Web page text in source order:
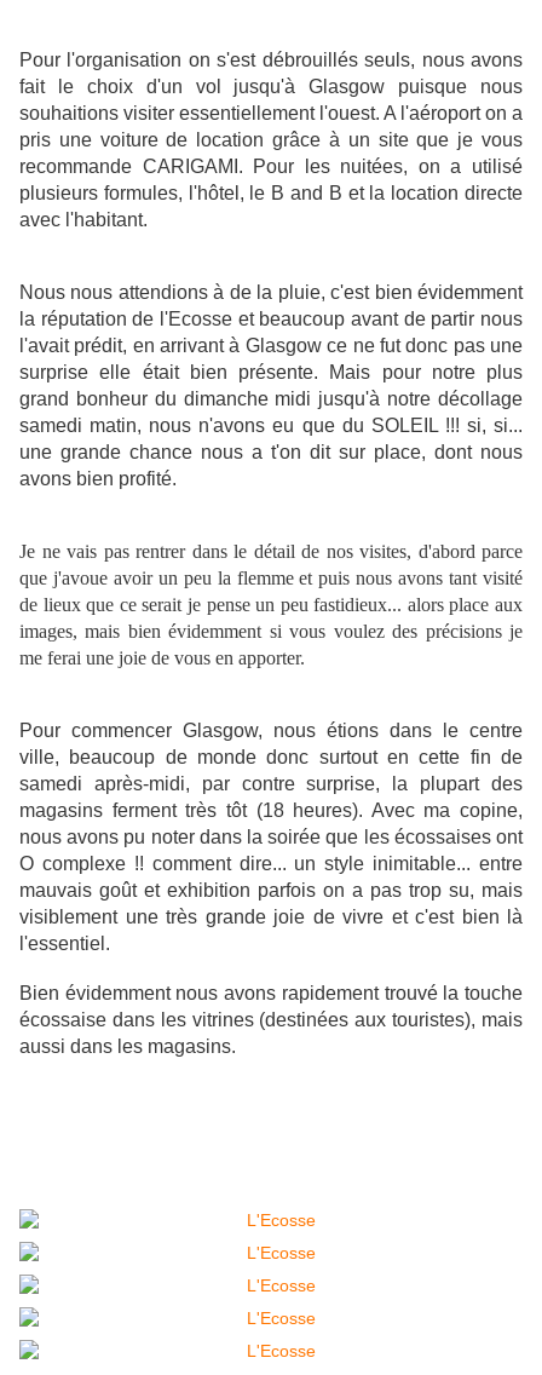
Pour l'organisation on s'est débrouillés seuls, nous avons
fait le choix d'un vol jusqu'à Glasgow puisque nous
souhaitions visiter essentiellement l'ouest. A l'aéroport on a
pris une voiture de location grâce à un site que je vous
recommande CARIGAMI. Pour les nuitées, on a utilisé
plusieurs formules, l'hôtel, le B and B et la location directe
avec l'habitant.
Nous nous attendions à de la pluie, c'est bien évidemment
la réputation de l'Ecosse et beaucoup avant de partir nous
l'avait prédit, en arrivant à Glasgow ce ne fut donc pas une
surprise elle était bien présente. Mais pour notre plus
grand bonheur du dimanche midi jusqu'à notre décollage
samedi matin, nous n'avons eu que du SOLEIL !!! si, si...
une grande chance nous a t'on dit sur place, dont nous
avons bien profité.
Je ne vais pas rentrer dans le détail de nos visites, d'abord parce
que j'avoue avoir un peu la flemme et puis nous avons tant visité
de lieux que ce serait je pense un peu fastidieux... alors place aux
images, mais bien évidemment si vous voulez des précisions je
me ferai une joie de vous en apporter.
Pour commencer Glasgow, nous étions dans le centre
ville, beaucoup de monde donc surtout en cette fin de
samedi après-midi, par contre surprise, la plupart des
magasins ferment très tôt (18 heures). Avec ma copine,
nous avons pu noter dans la soirée que les écossaises ont
O complexe !! comment dire... un style inimitable... entre
mauvais goût et exhibition parfois on a pas trop su, mais
visiblement une très grande joie de vivre et c'est bien là
l'essentiel.
Bien évidemment nous avons rapidement trouvé la touche
écossaise dans les vitrines (destinées aux touristes), mais
aussi dans les magasins.